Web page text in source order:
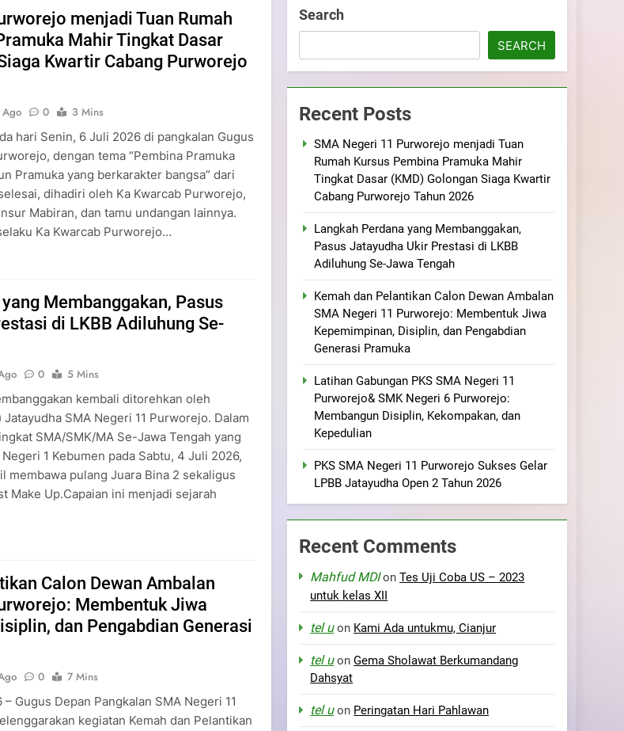
Pengabdian Generasi Pramuka
menjadi Tuan Rumah
Mahir Tingkat Dasar
Kwartir Cabang Purworejo
0
3 Mins
hari Senin, 6 Juli 2026 di pangkalan Gugus
dengan tema “Pembina Pramuka
Pramuka yang berkarakter bangsa” dari
dihadiri oleh Ka Kwarcab Purworejo,
Mabiran, dan tamu undangan lainnya.
Ka Kwarcab Purworejo…
Membanggakan, Pasus
di LKBB Adiluhung Se-
0
5 Mins
kembali ditorehkan oleh
SMA Negeri 11 Purworejo. Dalam
SMA/SMK/MA Se-Jawa Tengah yang
1 Kebumen pada Sabtu, 4 Juli 2026,
membawa pulang Juara Bina 2 sekaligus
Make Up.Capaian ini menjadi sejarah
Calon Dewan Ambalan
Membentuk Jiwa
dan Pengabdian Generasi
0
7 Mins
Gugus Depan Pangkalan SMA Negeri 11
kegiatan Kemah dan Pelantikan
Search
SEARCH
Recent Posts
SMA Negeri 11 Purworejo menjadi Tuan
Rumah Kursus Pembina Pramuka Mahir
Tingkat Dasar (KMD) Golongan Siaga Kwartir
Cabang Purworejo Tahun 2026
Langkah Perdana yang Membanggakan,
Pasus Jatayudha Ukir Prestasi di LKBB
Adiluhung Se-Jawa Tengah
Kemah dan Pelantikan Calon Dewan Ambalan
SMA Negeri 11 Purworejo: Membentuk Jiwa
Kepemimpinan, Disiplin, dan Pengabdian
Generasi Pramuka
Latihan Gabungan PKS SMA Negeri 11
Purworejo& SMK Negeri 6 Purworejo:
Membangun Disiplin, Kekompakan, dan
Kepedulian
PKS SMA Negeri 11 Purworejo Sukses Gelar
LPBB Jatayudha Open 2 Tahun 2026
Recent Comments
Mahfud MDIonTes Uji Coba US – 2023
untuk kelas XII
tel uon Kami Ada untukmu, Cianjur
tel uonGema Sholawat Berkumandang
Dahsyat
tel uon Peringatan Hari Pahlawan